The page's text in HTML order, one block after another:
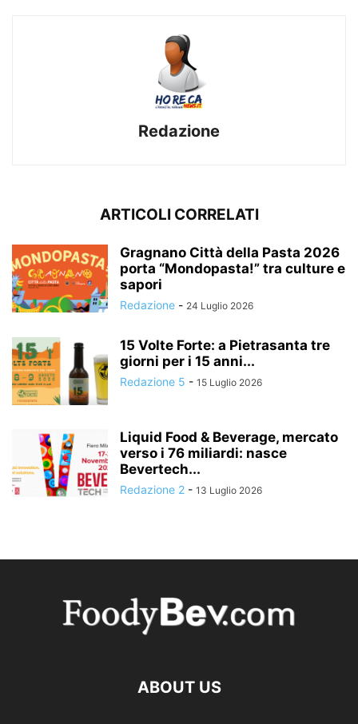
Redazione
ARTICOLI CORRELATI
Gragnano Città della Pasta 2026
porta “Mondopasta!” tra culture e
sapori
Redazione - 24 Luglio 2026
15 Volte Forte: a Pietrasanta tre
giorni per i 15 anni...
Redazione 5 - 15 Luglio 2026
Liquid Food & Beverage, mercato
verso i 76 miliardi: nasce
Bevertech...
Redazione 2 - 13 Luglio 2026
ABOUT US